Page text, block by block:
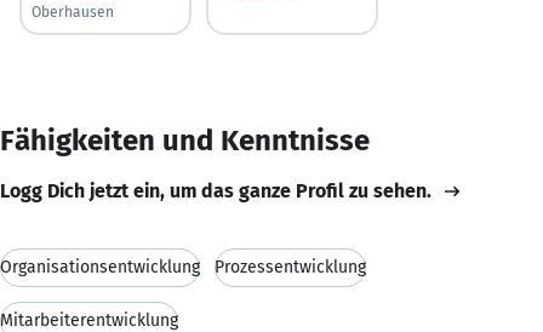
Oberhausen
Fähigkeiten und Kenntnisse
Logg Dich jetzt ein, um das ganze Profil zu sehen.
Organisationsentwicklung Prozessentwicklung
Mitarbeiterentwicklung